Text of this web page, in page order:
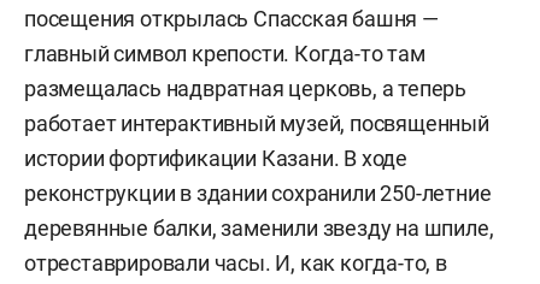
посещения открылась Спасская башня —
главный символ крепости. Когда-то там
размещалась надвратная церковь, а теперь
работает интерактивный музей, посвященный
истории фортификации Казани. В ходе
реконструкции в здании сохранили 250-летние
деревянные балки, заменили звезду на шпиле,
отреставрировали часы. И, как когда-то, в